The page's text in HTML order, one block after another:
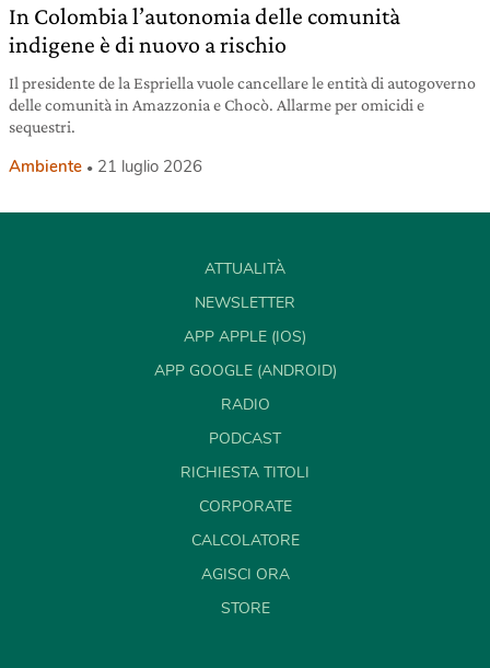
In Colombia l’autonomia delle comunità
indigene è di nuovo a rischio
Il presidente de la Espriella vuole cancellare le entità di autogoverno
delle comunità in Amazzonia e Chocò. Allarme per omicidi e
sequestri.
Ambiente 21 luglio 2026
ATTUALITÀ
NEWSLETTER
APP APPLE (IOS)
APP GOOGLE (ANDROID)
RADIO
PODCAST
RICHIESTA TITOLI
CORPORATE
CALCOLATORE
AGISCI ORA
STORE